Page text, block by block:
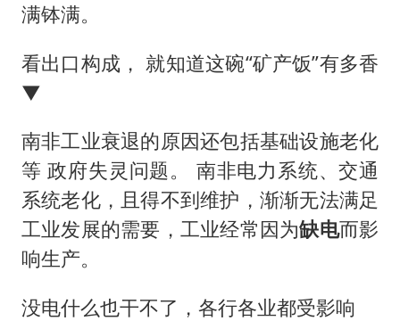
满钵满。
看出口构成， 就知道这碗“矿产饭”有多香
▼
南非工业衰退的原因还包括基础设施老化
等 政府失灵问题。 南非电力系统、交通
系统老化，且得不到维护，渐渐无法满足
工业发展的需要，工业经常因为缺电而影
响生产。
没电什么也干不了，各行各业都受影响